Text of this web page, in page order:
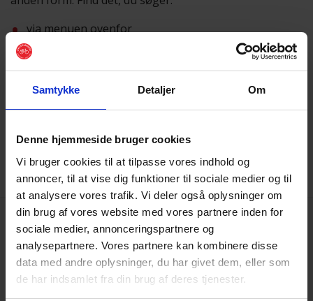
Samtykke Detaljer Om
Denne hjemmeside bruger cookies
Vi bruger cookies til at tilpasse vores indhold og
annoncer, til at vise dig funktioner til sociale medier og til
at analysere vores trafik. Vi deler også oplysninger om
din brug af vores website med vores partnere inden for
sociale medier, annonceringspartnere og
analysepartnere. Vores partnere kan kombinere disse
data med andre oplysninger, du har givet dem, eller som
de har indsamlet fra din brug af deres tjenester.
via menuen ovenfor
eller ved hjælp af
Vi beklager besværet
sende os en mail påpost@cyklistforbundet.dk